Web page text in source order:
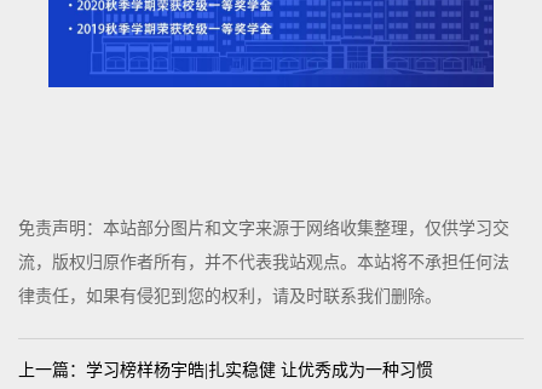
免责声明：本站部分图片和文字来源于网络收集整理，仅供学习交
流，版权归原作者所有，并不代表我站观点。本站将不承担任何法
律责任，如果有侵犯到您的权利，请及时联系我们删除。
上一篇：学习榜样杨宇皓|扎实稳健 让优秀成为一种习惯